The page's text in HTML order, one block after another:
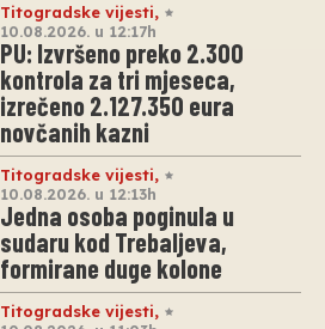
Titogradske vijesti,
10.08.2026. u 12:17h
PU: Izvršeno preko 2.300
kontrola za tri mjeseca,
izrečeno 2.127.350 eura
novčanih kazni
Titogradske vijesti,
10.08.2026. u 12:13h
Jedna osoba poginula u
sudaru kod Trebaljeva,
formirane duge kolone
Titogradske vijesti,